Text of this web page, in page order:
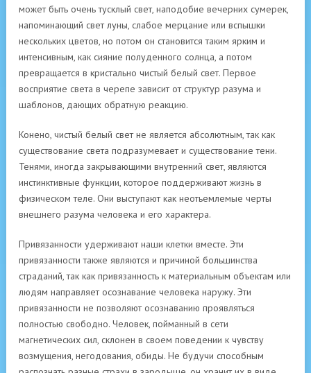
может быть очень тусклый свет, наподобие вечерних сумерек,
напоминающий свет луны, слабое мерцание или вспышки
нескольких цветов, но потом он становится таким ярким и
интенсивным, как сияние полуденного солнца, а потом
превращается в кристально чистый белый свет. Первое
восприятие света в черепе зависит от структур разума и
шаблонов, дающих обратную реакцию.
Конено, чистый белый свет не является абсолютным, так как
существование света подразумевает и существование тени.
Тенями, иногда закрывающими внутренний свет, являются
инстинктивные функции, которое поддерживают жизнь в
физическом теле. Они выступают как неотьемлемые черты
внешнего разума человека и его характера.
Привязанности удерживают наши клетки вместе. Эти
привязанности также являются и причиной большинства
страданий, так как привязанность к материальным объектам или
людям направляет осознавание человека наружу. Эти
привязанности не позволяют осознаванию проявляться
полностью свободно. Человек, пойманный в сети
магнетических сил, склонен в своем поведении к чувству
возмущения, негодования, обиды. Не будучи способным